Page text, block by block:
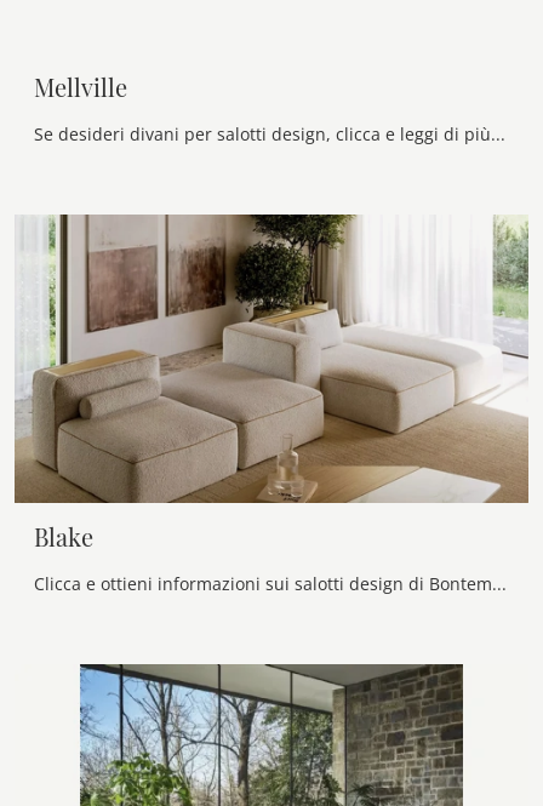
Mellville
Se desideri divani per salotti design, clicca e leggi di più sul modello Mellville in tessuto della marca Ditre Italia.
Blake
Clicca e ottieni informazioni sui salotti design di Bontempi! Molteplici modelli di divani, come Blake, ti aspettano.